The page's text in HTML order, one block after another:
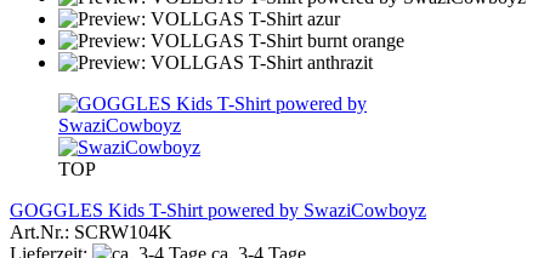
TOP
GOGGLES Kids T-Shirt powered by SwaziCowboyz
Art.Nr.: SCRW104K
Lieferzeit:
ca. 3-4 Tage